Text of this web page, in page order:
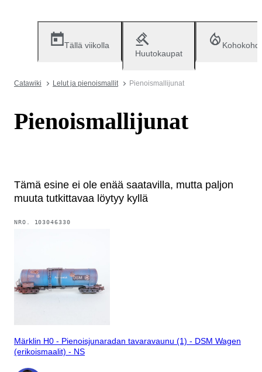
Tällä viikolla
Huutokaupat
Catawiki Lelut ja pienoismallit Pienoismallijunat
Pienoismallijunat
Tämä esine ei ole enää saatavilla, mutta paljon
muuta tutkittavaa löytyy kyllä
NRO. 103046330
Märklin H0 - Pienoisjunaradan tavaravaunu (1) - DSM Wagen
(erikoismaalit) - NS